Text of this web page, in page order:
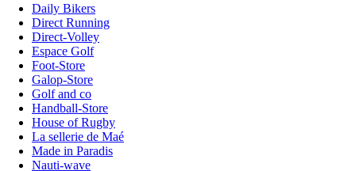
Daily Bikers
Direct Running
Direct-Volley
Espace Golf
Foot-Store
Galop-Store
Golf and co
Handball-Store
House of Rugby
La sellerie de Maé
Made in Paradis
Nauti-wave